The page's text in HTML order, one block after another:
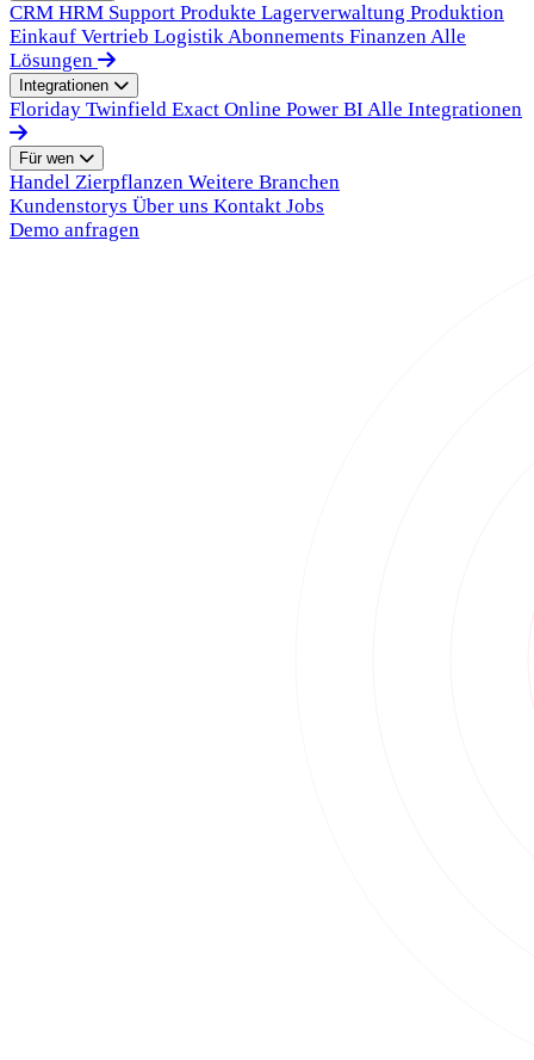
CRM HRM Support Produkte Lagerverwaltung Produktion
Einkauf Vertrieb LogistikAbonnements FinanzenAlle
Lösungen
Integrationen
Floriday Twinfield Exact Online Power BI Alle Integrationen
Für wen
Handel Zierpflanzen Weitere Branchen
Kundenstorys Über uns Kontakt Jobs
Demo anfragen